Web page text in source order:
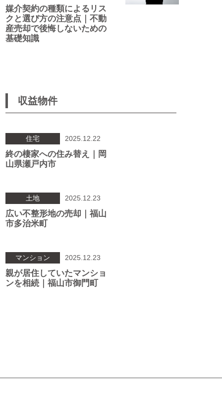
媒介契約の種類によるリス
クと選び方の注意点｜不動
産売却で後悔しないための
基礎知識
収益物件
住宅 2025.12.22
終の棲家への住み替え｜岡
山県瀬戸内市
土地 2025.12.23
広い不整形地の売却｜福山
市多治米町
マンション 2025.12.23
親が居住していたマンショ
ンを相続｜福山市御門町
ゲ